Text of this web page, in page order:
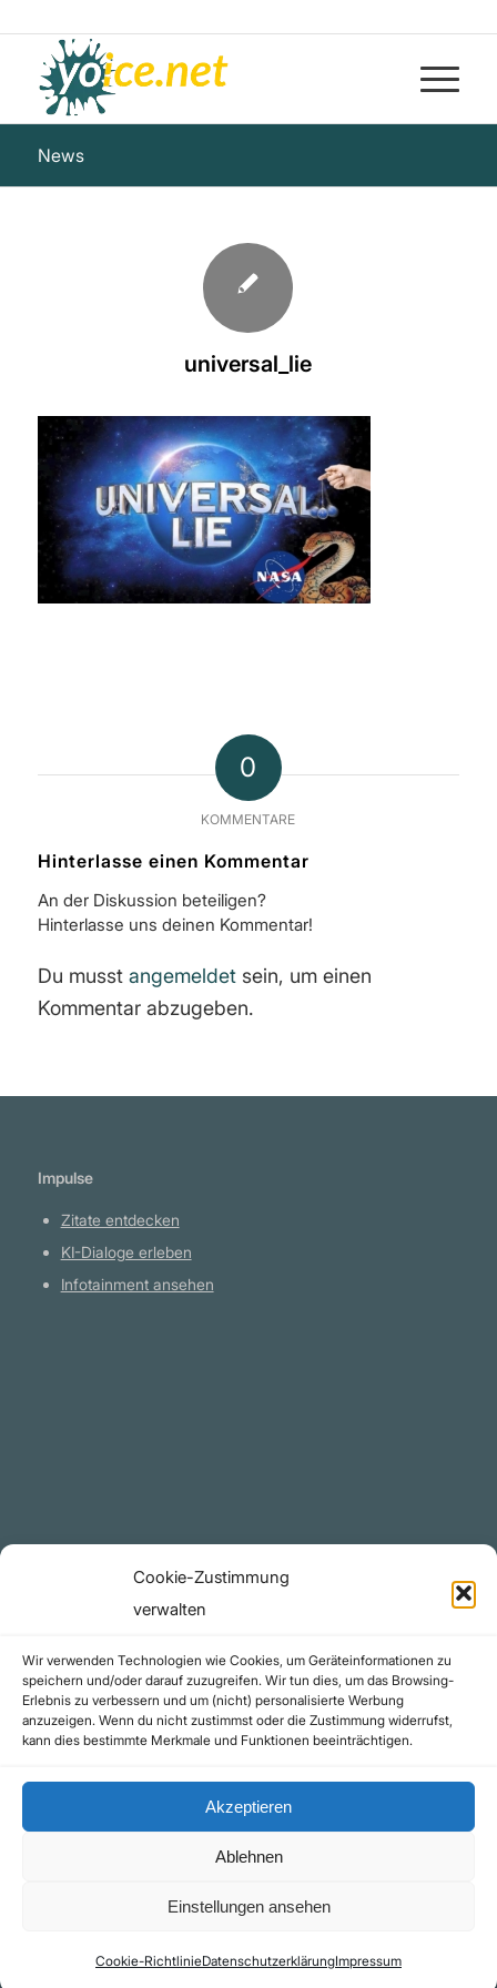
Cookie-Zustimmung
verwalten
Wir verwenden Technologien wie Cookies, um Geräteinformationen zu
speichern und/oder darauf zuzugreifen. Wir tun dies, um das Browsing-
Erlebnis zu verbessern und um (nicht) personalisierte Werbung
anzuzeigen. Wenn du nicht zustimmst oder die Zustimmung widerrufst,
kann dies bestimmte Merkmale und Funktionen beeinträchtigen.
Akzeptieren
Ablehnen
Einstellungen ansehen
Cookie-RichtlinieDatenschutzerklärungImpressum
News
universal_lie
0
KOMMENTARE
Hinterlasse einen Kommentar
An der Diskussion beteiligen?
Hinterlasse uns deinen Kommentar!
Du musst angemeldetsein, um einen
Kommentar abzugeben.
Impulse
Zitate entdecken
KI-Dialoge erleben
Infotainment ansehen
Datenschutzerklärung
Cookie-Richtlinie (EU)
Impressum
Kontakt
*Als Amazon-Partner erhalte ich eine kleine Provision für qualifizierte Käufe
Impressum